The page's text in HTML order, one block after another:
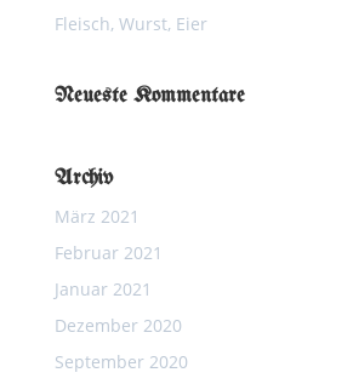
Fleisch, Wurst, Eier
Neueste Kommentare
Archiv
März 2021
Februar 2021
Januar 2021
Dezember 2020
September 2020